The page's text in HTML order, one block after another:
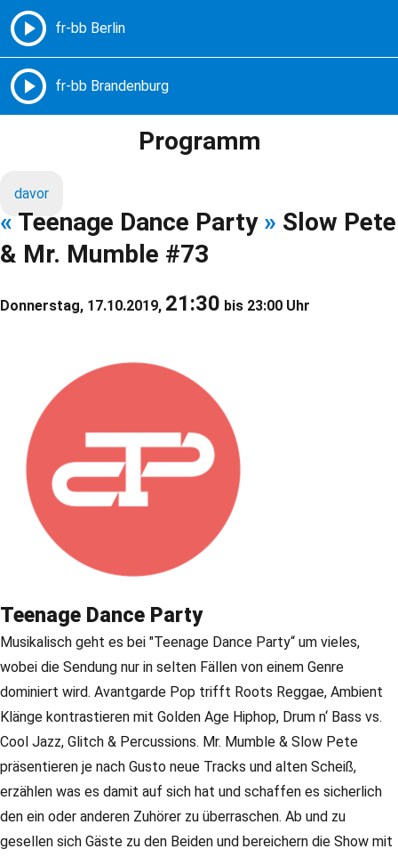
Freie Radios – Berlin Brandenburg
Programm
davor
« Teenage Dance Party » Slow Pete
& Mr. Mumble #73
Donnerstag, 17.10.2019, 21:30 bis 23:00 Uhr
Teenage Dance Party
Musikalisch geht es bei "Teenage Dance Party“ um vieles,
wobei die Sendung nur in selten Fällen von einem Genre
dominiert wird. Avantgarde Pop trifft Roots Reggae, Ambient
Klänge kontrastieren mit Golden Age Hiphop, Drum n‘ Bass vs.
Cool Jazz, Glitch & Percussions. Mr. Mumble & Slow Pete
präsentieren je nach Gusto neue Tracks und alten Scheiß,
erzählen was es damit auf sich hat und schaffen es sicherlich
den ein oder anderen Zuhörer zu überraschen. Ab und zu
gesellen sich Gäste zu den Beiden und bereichern die Show mit